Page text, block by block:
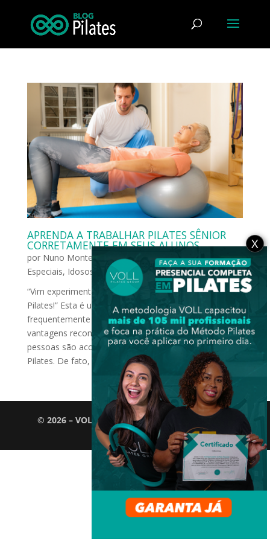
APRENDA A TRABALHAR PILATES SÊNIOR
CORRETAMENTE EM SEUS ALUNOS
por Nuno Monteiro maio 29, 2019|Grupos
Especiais, Idosos
“Vim experimentar porque o médico me mandou fazer
Pilates!” Esta é uma frase que escutamos
frequentemente nos nossos estúdios. Devido às
vantagens reconhecidas do Método, cada vez mais
pessoas são aconselhadas pelo médico a praticar
Pilates. De fato, o Pilates pode...
© 2026 – VOLL Pilates Group. Todos os direitos
reservados.
X